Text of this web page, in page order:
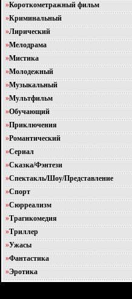
»Короткометражный фильм
»Криминальный
»Лирический
»Мелодрама
»Мистика
»Молодежный
»Музыкальный
»Мультфильм
»Обучающий
»Приключения
»Романтический
»Сериал
»Сказка/Фэнтези
»Спектакль/Шоу/Представление
»Спорт
»Сюрреализм
»Трагикомедия
»Триллер
»Ужасы
»Фантастика
»Эротика